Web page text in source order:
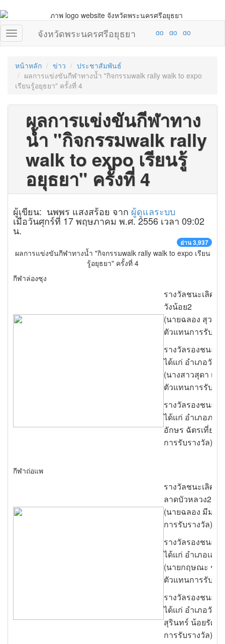
จังหวัดพระนครศรีอยุธยา
หน้าหลัก ข่าว
ประชาสัมพันธ์
ผลการแข่งขันกีฬาทางน้ำ "กิจกรรมwalk rally walk to expo
เรียนรู้อยุธยา" ครั้งที่ 4
ผลการแข่งขันกีฬาทาง
น้ำ "กิจกรรมwalk rally
walk to expo เรียนรู้
อยุธยา" ครั้งที่ 4
ผู้เขียน: นพพร แสงสร้อย จาก ผู้ดูแลระบบ
เมื่อวันศุกร์ที่ 17 พฤษภาคม พ.ศ. 2556 เวลา 09:02
น.
อ่าน 3,937
ผลการแข่งขันกีฬาทางน้ำ "กิจกรรมwalk rally walk to expo เรียน
รู้อยุธยา" ครั้งที่ 4
กีฬาล่องซุง
รางวัลชนะเลิศ ไ
วังน้อย2
(นายฉลอง สุวร
ตัวแทนการรับรา
รางวัลรองชนะเ
ได้แก่ อำเภอวังน้
(นางสาวสุดา เงิ
ตัวแทนการรับรา
รางวัลรองชนะเ
ได้แก่ อำเภอภาชี
อักษร ฉัตรเที่ยง
การรับรางวัล)
กีฬาถ่อแพ
รางวัลชนะเลิศ ไ
ลาดบัวหลวง2
(นายฉลอง มีมา
การรับรางวัล)
รางวัลรองชนะเ
ได้แก่ อำเภอเสน
(นายกฤษณะ ชะ
ตัวแทนการรับรา
รางวัลรองชนะเ
ได้แก่ อำเภอวังน้
สุรินทร์ น้อยรัศมี
การรับรางวัล)